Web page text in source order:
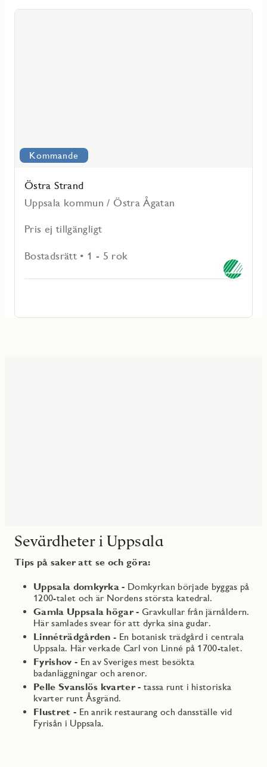
Kommande
Östra Strand
Uppsala kommun / Östra Ågatan
Pris ej tillgängligt
Bostadsrätt • 1 - 5 rok
Läs
Sevärdheter i Uppsala
Tips på saker att se och göra:
Uppsala domkyrka - Domkyrkan började byggas på
1200-talet och är Nordens största katedral.
Gamla Uppsala högar -Gravkullar från järnåldern.
Här samlades svear för att dyrka sina gudar.
Linnéträdgården- En botanisk trädgård i centrala
Uppsala. Här verkade Carl von Linné på 1700-talet.
Fyrishov - En av Sveriges mest besökta
badanläggningar och arenor.
Pelle Svanslös kvarter - tassa runt i historiska
kvarter runt Åsgränd.
Flustret - En anrik restaurang och dansställe vid
Fyrisån i Uppsala.